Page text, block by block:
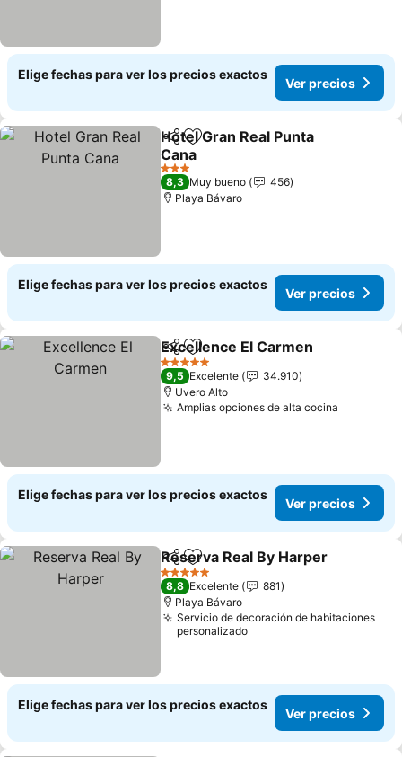
Elige fechas para ver los precios exactos
Ver precios
CompartirAgregar a favoritos
Hotel Gran Real Punta
Cana
Ver precios
3 Estrellas
8,3 Muy bueno
456
Playa Bávaro
Elige fechas para ver los precios exactos
Ver precios
CompartirAgregar a favoritos
Excellence El Carmen
5 Estrellas
9,5 Excelente
34.910
Uvero Alto
Amplias opciones de alta cocina
Elige fechas para ver los precios exactos
Ver precios
CompartirAgregar a favoritos
Reserva Real By Harper
5 Estrellas
8,8 Excelente
881
Playa Bávaro
Servicio de decoración de habitaciones
personalizado
Elige fechas para ver los precios exactos
Ver precios